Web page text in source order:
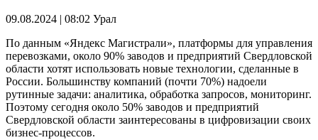
09.08.2024 | 08:02 Урал
По данным «Яндекс Магистрали», платформы для управления
перевозками, около 90% заводов и предприятий Свердловской
области хотят использовать новые технологии, сделанные в
России. Большинству компаний (почти 70%) надоели
рутинные задачи: аналитика, обработка запросов, мониторинг.
Поэтому сегодня около 50% заводов и предприятий
Свердловской области заинтересованы в цифровизации своих
бизнес-процессов.